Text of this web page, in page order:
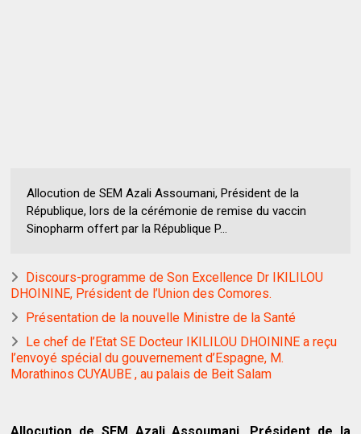
Allocution de SEM Azali Assoumani, Président de la
République, lors de la cérémonie de remise du vaccin
Sinopharm offert par la République P...
Discours-programme de Son Excellence Dr IKILILOU
DHOININE, Président de l’Union des Comores.
Présentation de la nouvelle Ministre de la Santé
Le chef de l’Etat SE Docteur IKILILOU DHOININE a reçu
l’envoyé spécial du gouvernement d’Espagne, M.
Morathinos CUYAUBE , au palais de Beit Salam